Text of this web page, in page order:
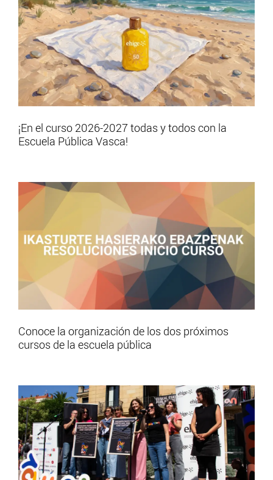
¡En el curso 2026-2027 todas y todos con la
Escuela Pública Vasca!
Conoce la organización de los dos próximos
cursos de la escuela pública